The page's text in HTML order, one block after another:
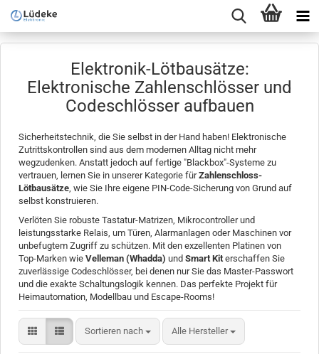
Elektronik-Lötbausätze:
Elektronische Zahlenschlösser und
Codeschlösser aufbauen
Sicherheitstechnik, die Sie selbst in der Hand haben! Elektronische
Zutrittskontrollen sind aus dem modernen Alltag nicht mehr
wegzudenken. Anstatt jedoch auf fertige "Blackbox"-Systeme zu
vertrauen, lernen Sie in unserer Kategorie fürZahlenschloss-
Lötbausätze, wie Sie Ihre eigene PIN-Code-Sicherung von Grund auf
selbst konstruieren.
Verlöten Sie robuste Tastatur-Matrizen, Mikrocontroller und
leistungsstarke Relais, um Türen, Alarmanlagen oder Maschinen vor
unbefugtem Zugriff zu schützen. Mit den exzellenten Platinen von
Top-Marken wie Velleman (Whadda) und Smart Kiterschaffen Sie
zuverlässige Codeschlösser, bei denen nur Sie das Master-Passwort
und die exakte Schaltungslogik kennen. Das perfekte Projekt für
Heimautomation, Modellbau und Escape-Rooms!
Sortieren nach
Sortieren nach Alle Hersteller